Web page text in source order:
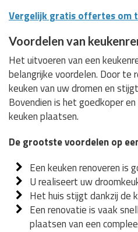
Vergelijk gratis offertes om
Voordelen van
Het uitvoeren van een
belangrijke voordelen. Door te
keuken van uw dromen en
Bovendien is het goedkoper
keuken plaatsen.
De grootste voordelen op
Een keuken renoveren is
U realiseert uw
Het huis stijgt dankzij de
Een renovatie is vaak
plaatsen van een